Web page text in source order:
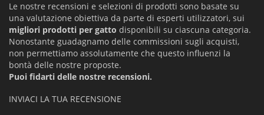
Le nostre recensioni e selezioni di prodotti sono basate su
una valutazione obiettiva da parte di esperti utilizzatori, sui
migliori prodotti per gatto disponibili su ciascuna categoria.
Nonostante guadagnamo delle commissioni sugli acquisti,
non permettiamo assolutamente che questo influenzi la
bontà delle nostre proposte.
Puoi fidarti delle nostre recensioni.
INVIACI LA TUA RECENSIONE